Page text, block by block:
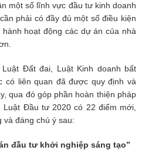
một số lĩnh vực đầu tư kinh doanh
phải có đầy đủ một số điều kiện
hoạt động các dự án của nhà
Đất đai, Luật Kinh doanh bất
có liên quan đã được quy định và
qua đó góp phần hoàn thiện pháp
Đầu tư 2020 có 22 điểm mới,
và đáng chú ý sau:
đầu tư khởi nghiệp sáng tạo”